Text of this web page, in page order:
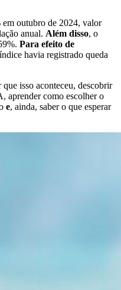
outubro de 2024, valor
anual. Além disso, o
Para efeito de
havia registrado queda
que isso aconteceu, descobrir
aprender como escolher o
e, ainda, saber o que esperar